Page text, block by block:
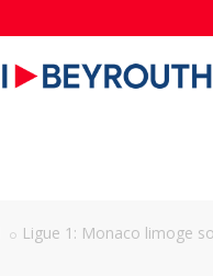
Ligue 1: Monaco limoge